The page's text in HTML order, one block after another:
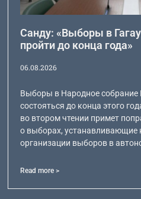
Санду: «Выборы в
пройти до конца года»
06.08.2026
Выборы в Народное собрание
состояться до конца этого
во втором чтении примет
о выборах, устанавливающие
организации выборов в
Read more >